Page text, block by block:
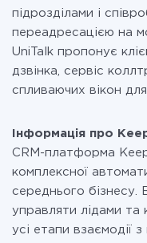
підрозділами і
переадресацією на
UniTalk пропонує
дзвінка, сервіс
спливаючих вікон
Інформація про
CRM-платформа
комплексної
середнього бізнесу.
управляти лідами та
усі етапи взаємодії